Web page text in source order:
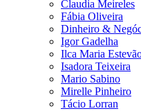
Claudia Meireles
Fábia Oliveira
Dinheiro &
Igor Gadelha
Ilca Maria
Isadora Teixeira
Mario Sabino
Mirelle Pinheiro
Tácio Lorran